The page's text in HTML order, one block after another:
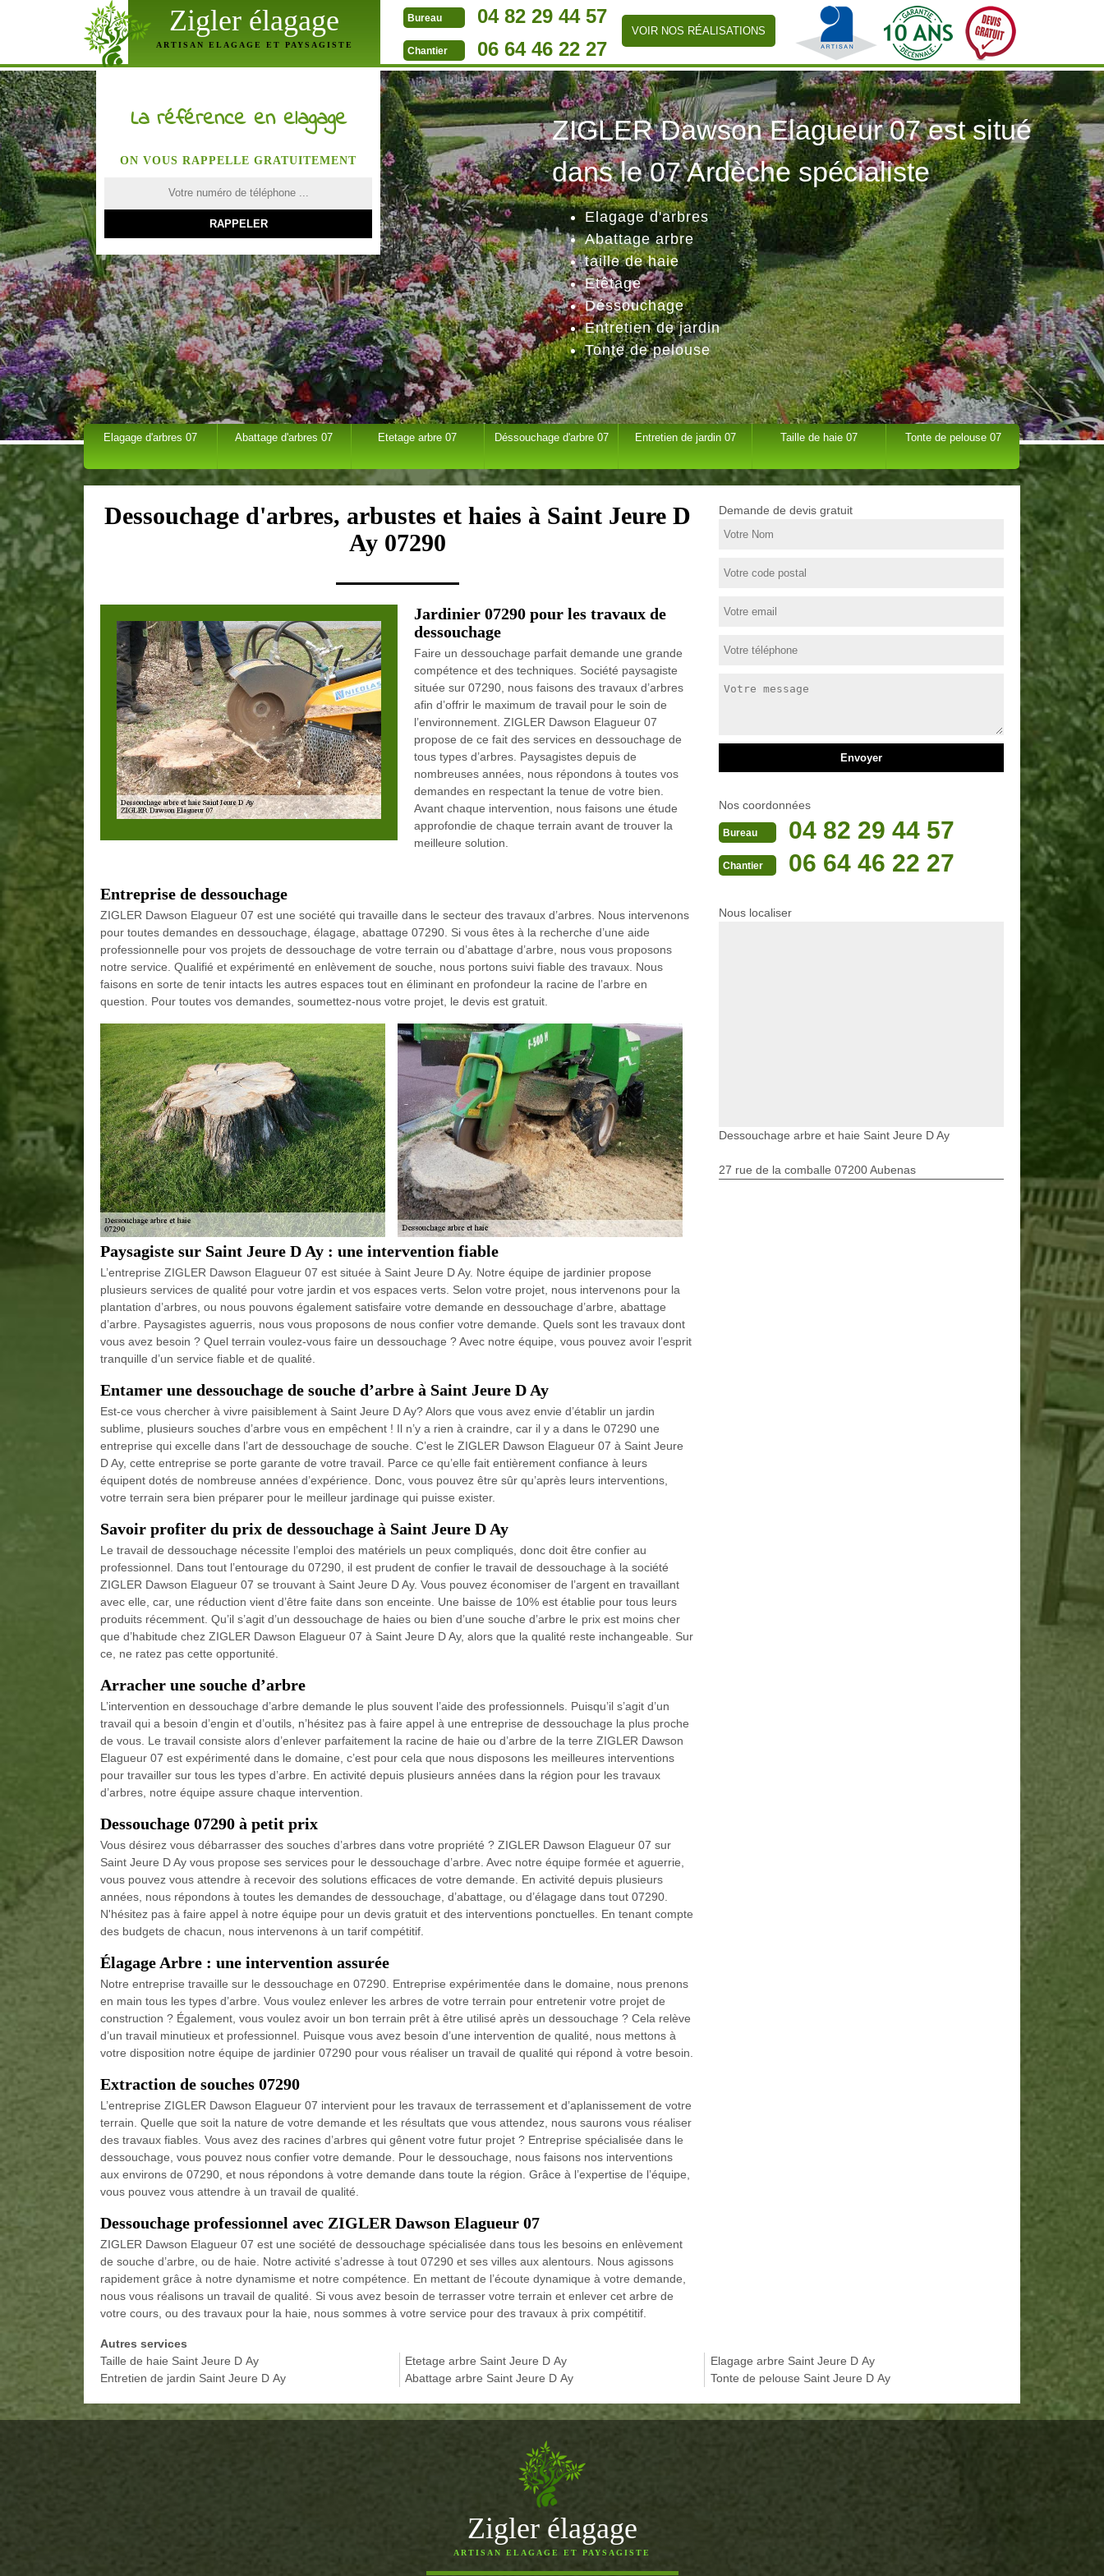
Zigler élagage
ARTISAN ELAGAGE ET PAYSAGISTE
Bureau 04 82 29 44 57
Chantier 06 64 46 22 27
VOIR NOS RÉALISATIONS
ZIGLER Dawson Elagueur 07 est situé
dans le 07 Ardèche spécialiste
Elagage d'arbres
Abattage arbre
taille de haie
Etêtage
Déssouchage
Entretien de jardin
Tonte de pelouse
La référence en elagage
ON VOUS RAPPELLE GRATUITEMENT
Elagage d'arbres 07 Abattage d'arbres 07 Etetage arbre 07 Déssouchage d'arbre 07 Entretien de jardin 07 Taille de haie 07 Tonte de pelouse 07
Dessouchage d'arbres, arbustes et haies à Saint Jeure D
Ay 07290
Jardinier 07290 pour les travaux de
dessouchage
Faire un dessouchage parfait demande une grande
compétence et des techniques. Société paysagiste
située sur 07290, nous faisons des travaux d’arbres
afin d’offrir le maximum de travail pour le soin de
l’environnement. ZIGLER Dawson Elagueur 07
propose de ce fait des services en dessouchage de
tous types d’arbres. Paysagistes depuis de
nombreuses années, nous répondons à toutes vos
demandes en respectant la tenue de votre bien.
Avant chaque intervention, nous faisons une étude
approfondie de chaque terrain avant de trouver la
meilleure solution.
Entreprise de dessouchage
ZIGLER Dawson Elagueur 07 est une société qui travaille dans le secteur des travaux d’arbres. Nous intervenons
pour toutes demandes en dessouchage, élagage, abattage 07290. Si vous êtes à la recherche d’une aide
professionnelle pour vos projets de dessouchage de votre terrain ou d’abattage d’arbre, nous vous proposons
notre service. Qualifié et expérimenté en enlèvement de souche, nous portons suivi fiable des travaux. Nous
faisons en sorte de tenir intacts les autres espaces tout en éliminant en profondeur la racine de l’arbre en
question. Pour toutes vos demandes, soumettez-nous votre projet, le devis est gratuit.
Paysagiste sur Saint Jeure D Ay : une intervention fiable
L’entreprise ZIGLER Dawson Elagueur 07 est située à Saint Jeure D Ay. Notre équipe de jardinier propose
plusieurs services de qualité pour votre jardin et vos espaces verts. Selon votre projet, nous intervenons pour la
plantation d’arbres, ou nous pouvons également satisfaire votre demande en dessouchage d’arbre, abattage
d’arbre. Paysagistes aguerris, nous vous proposons de nous confier votre demande. Quels sont les travaux dont
vous avez besoin ? Quel terrain voulez-vous faire un dessouchage ? Avec notre équipe, vous pouvez avoir l’esprit
tranquille d’un service fiable et de qualité.
Entamer une dessouchage de souche d’arbre à Saint Jeure D Ay
Est-ce vous chercher à vivre paisiblement à Saint Jeure D Ay? Alors que vous avez envie d’établir un jardin
sublime, plusieurs souches d’arbre vous en empêchent ! Il n’y a rien à craindre, car il y a dans le 07290 une
entreprise qui excelle dans l’art de dessouchage de souche. C’est le ZIGLER Dawson Elagueur 07 à Saint Jeure
D Ay, cette entreprise se porte garante de votre travail. Parce ce qu’elle fait entièrement confiance à leurs
équipent dotés de nombreuse années d’expérience. Donc, vous pouvez être sûr qu’après leurs interventions,
votre terrain sera bien préparer pour le meilleur jardinage qui puisse exister.
Savoir profiter du prix de dessouchage à Saint Jeure D Ay
Le travail de dessouchage nécessite l’emploi des matériels un peux compliqués, donc doit être confier au
professionnel. Dans tout l’entourage du 07290, il est prudent de confier le travail de dessouchage à la société
ZIGLER Dawson Elagueur 07 se trouvant à Saint Jeure D Ay. Vous pouvez économiser de l’argent en travaillant
avec elle, car, une réduction vient d’être faite dans son enceinte. Une baisse de 10% est établie pour tous leurs
produits récemment. Qu’il s’agit d’un dessouchage de haies ou bien d’une souche d’arbre le prix est moins cher
que d’habitude chez ZIGLER Dawson Elagueur 07 à Saint Jeure D Ay, alors que la qualité reste inchangeable. Sur
ce, ne ratez pas cette opportunité.
Arracher une souche d’arbre
L’intervention en dessouchage d’arbre demande le plus souvent l’aide des professionnels. Puisqu’il s’agit d’un
travail qui a besoin d’engin et d’outils, n’hésitez pas à faire appel à une entreprise de dessouchage la plus proche
de vous. Le travail consiste alors d’enlever parfaitement la racine de haie ou d’arbre de la terre ZIGLER Dawson
Elagueur 07 est expérimenté dans le domaine, c’est pour cela que nous disposons les meilleures interventions
pour travailler sur tous les types d’arbre. En activité depuis plusieurs années dans la région pour les travaux
d’arbres, notre équipe assure chaque intervention.
Dessouchage 07290 à petit prix
Vous désirez vous débarrasser des souches d’arbres dans votre propriété ? ZIGLER Dawson Elagueur 07 sur
Saint Jeure D Ay vous propose ses services pour le dessouchage d’arbre. Avec notre équipe formée et aguerrie,
vous pouvez vous attendre à recevoir des solutions efficaces de votre demande. En activité depuis plusieurs
années, nous répondons à toutes les demandes de dessouchage, d’abattage, ou d’élagage dans tout 07290.
N'hésitez pas à faire appel à notre équipe pour un devis gratuit et des interventions ponctuelles. En tenant compte
des budgets de chacun, nous intervenons à un tarif compétitif.
Élagage Arbre : une intervention assurée
Notre entreprise travaille sur le dessouchage en 07290. Entreprise expérimentée dans le domaine, nous prenons
en main tous les types d’arbre. Vous voulez enlever les arbres de votre terrain pour entretenir votre projet de
construction ? Également, vous voulez avoir un bon terrain prêt à être utilisé après un dessouchage ? Cela relève
d’un travail minutieux et professionnel. Puisque vous avez besoin d’une intervention de qualité, nous mettons à
votre disposition notre équipe de jardinier 07290 pour vous réaliser un travail de qualité qui répond à votre besoin.
Extraction de souches 07290
L’entreprise ZIGLER Dawson Elagueur 07 intervient pour les travaux de terrassement et d’aplanissement de votre
terrain. Quelle que soit la nature de votre demande et les résultats que vous attendez, nous saurons vous réaliser
des travaux fiables. Vous avez des racines d’arbres qui gênent votre futur projet ? Entreprise spécialisée dans le
dessouchage, vous pouvez nous confier votre demande. Pour le dessouchage, nous faisons nos interventions
aux environs de 07290, et nous répondons à votre demande dans toute la région. Grâce à l’expertise de l’équipe,
vous pouvez vous attendre à un travail de qualité.
Dessouchage professionnel avec ZIGLER Dawson Elagueur 07
ZIGLER Dawson Elagueur 07 est une société de dessouchage spécialisée dans tous les besoins en enlèvement
de souche d’arbre, ou de haie. Notre activité s’adresse à tout 07290 et ses villes aux alentours. Nous agissons
rapidement grâce à notre dynamisme et notre compétence. En mettant de l’écoute dynamique à votre demande,
nous vous réalisons un travail de qualité. Si vous avez besoin de terrasser votre terrain et enlever cet arbre de
votre cours, ou des travaux pour la haie, nous sommes à votre service pour des travaux à prix compétitif.
Demande de devis gratuit
Nos coordonnées
Bureau 04 82 29 44 57
Chantier 06 64 46 22 27
Nous localiser
Dessouchage arbre et haie Saint Jeure D Ay
27 rue de la comballe 07200 Aubenas
Autres services
Taille de haie Saint Jeure D Ay
Entretien de jardin Saint Jeure D Ay
Etetage arbre Saint Jeure D Ay
Abattage arbre Saint Jeure D Ay
Elagage arbre Saint Jeure D Ay
Tonte de pelouse Saint Jeure D Ay
Zigler élagage
ARTISAN ELAGAGE ET PAYSAGISTE